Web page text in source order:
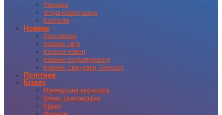
Реклама
Угода користувача
Контакти
Новини
Прес-релізи
Новини світу
Каталог новин
Новини оподаткування
Новини, Скандали, Сенсації
Політика
Бізнес
Міжнародна економіка
Бізнес та економіка
Право